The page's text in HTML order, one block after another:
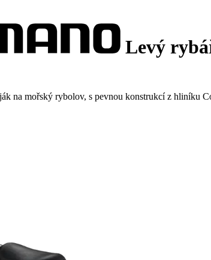
Levý
na mořský rybolov, s pevnou konstrukcí z hliníku